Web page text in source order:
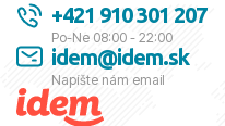
+421 910 301 207
Po-Ne 08:00 - 22:00
idem@idem.sk
Napíšte nám email